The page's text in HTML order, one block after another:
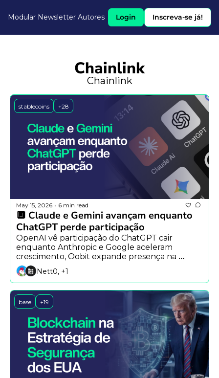
Modular Newsletter Autores Login Inscreva-se já!
Chainlink
Chainlink
stablecoins +28
May 15, 2026 • 6 min read
🔲 Claude e Gemini avançam enquanto
ChatGPT perde participação
OpenAI vê participação do ChatGPT cair
enquanto Anthropic e Google aceleram
crescimento, Oobit expande presença na
América Latina e estudo alerta sobre riscos de
agentes autônomos.
Nett0, +1
base +19